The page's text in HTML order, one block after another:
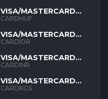
VISA/MASTERCARD
HUF
CARDHUF
VISA/MASTERCARD
IDR
CARDIDR
VISA/MASTERCARD
INR
CARDINR
VISA/MASTERCARD
KGS
CARDKGS